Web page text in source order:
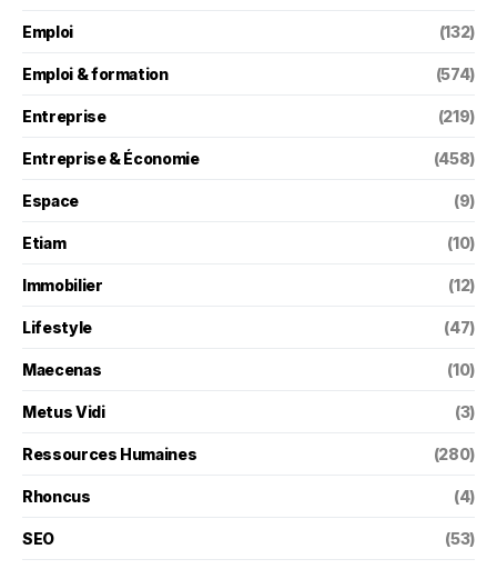
Emploi (132)
Emploi & formation (574)
Entreprise (219)
Entreprise & Économie (458)
Espace (9)
Etiam (10)
Immobilier (12)
Lifestyle (47)
Maecenas (10)
Metus Vidi (3)
Ressources Humaines (280)
Rhoncus (4)
SEO (53)